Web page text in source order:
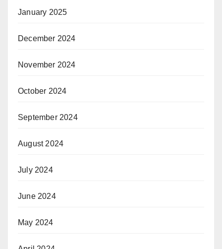
January 2025
December 2024
November 2024
October 2024
September 2024
August 2024
July 2024
June 2024
May 2024